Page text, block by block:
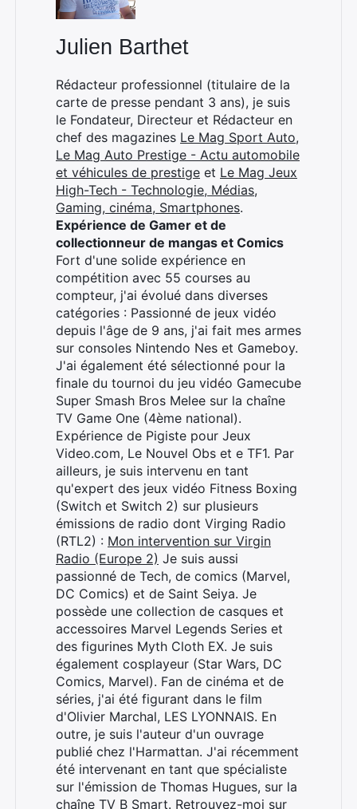
Julien Barthet
Rédacteur professionnel (titulaire de la
carte de presse pendant 3 ans), je suis
le Fondateur, Directeur et Rédacteur en
chef des magazines Le Mag Sport Auto,
Le Mag Auto Prestige - Actu automobile
et véhicules de prestige et Le Mag Jeux
High-Tech - Technologie, Médias,
Gaming, cinéma, Smartphones.
Expérience de Gamer et de
collectionneur de mangas et Comics
Fort d'une solide expérience en
compétition avec 55 courses au
compteur, j'ai évolué dans diverses
catégories : Passionné de jeux vidéo
depuis l'âge de 9 ans, j'ai fait mes armes
sur consoles Nintendo Nes et Gameboy.
J'ai également été sélectionné pour la
finale du tournoi du jeu vidéo Gamecube
Super Smash Bros Melee sur la chaîne
TV Game One (4ème national).
Expérience de Pigiste pour Jeux
Video.com, Le Nouvel Obs et e TF1. Par
ailleurs, je suis intervenu en tant
qu'expert des jeux vidéo Fitness Boxing
(Switch et Switch 2) sur plusieurs
émissions de radio dont Virging Radio
(RTL2) : Mon intervention sur Virgin
Radio (Europe 2) Je suis aussi
passionné de Tech, de comics (Marvel,
DC Comics) et de Saint Seiya. Je
possède une collection de casques et
accessoires Marvel Legends Series et
des figurines Myth Cloth EX. Je suis
également cosplayeur (Star Wars, DC
Comics, Marvel). Fan de cinéma et de
séries, j'ai été figurant dans le film
d'Olivier Marchal, LES LYONNAIS. En
outre, je suis l'auteur d'un ouvrage
publié chez l'Harmattan. J'ai récemment
été intervenant en tant que spécialiste
sur l'émission de Thomas Hugues, sur la
chaîne TV B Smart. Retrouvez-moi sur
Rechercher
: